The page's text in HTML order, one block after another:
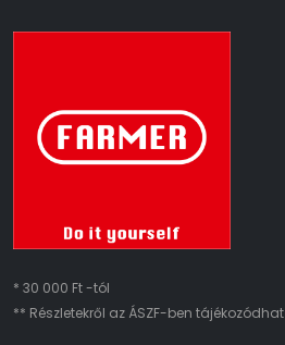
* 30 000 Ft -tól
** Részletekről az ÁSZF-ben tájékozódhat